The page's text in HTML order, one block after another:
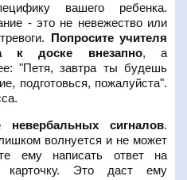
вашего ребенка.
- это не невежество или
Попросите учителя
к доске внезапно, а
"Петя, завтра ты будешь
подготовься, пожалуйста".
невербальных сигналов.
волнуется и не может
ему написать ответ на
карточку. Это даст ему